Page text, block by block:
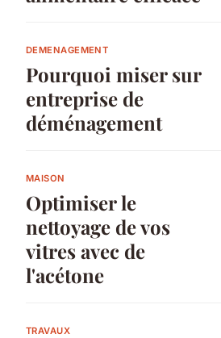
DEMENAGEMENT
Pourquoi miser sur
entreprise de
déménagement
MAISON
Optimiser le
nettoyage de vos
vitres avec de
l'acétone
TRAVAUX